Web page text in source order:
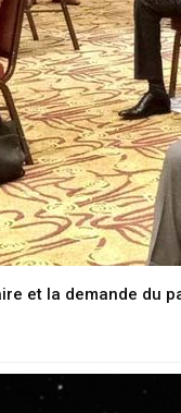
et la demande du